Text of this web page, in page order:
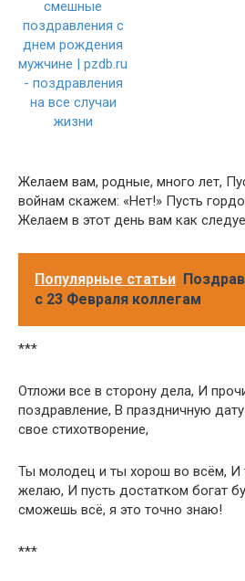
Желаем вам, родные, много лет,
войнам скажем: «Нет!» Пусть
Желаем в этот день вам как
Популярные статьи
с 23 Февраля коллегам
***
Отложи все в сторону дела, И
поздравление, В праздничную
свое стихотворение,
Ты молодец и ты хорош во всём, И
желаю, И пусть достатком богат
сможешь всё, я это точно знаю!
***